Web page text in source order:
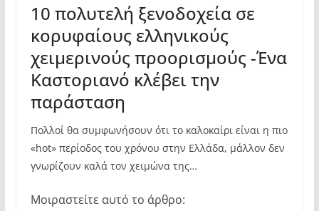
10 πολυτελή ξενοδοχεία σε
κορυφαίους ελληνικούς
χειμερινούς προορισμούς -Ένα
Καστοριανό κλέβει την
παράσταση
Πολλοί θα συμφωνήσουν ότι το καλοκαίρι είναι η πιο
«hot» περίοδος του χρόνου στην Ελλάδα, μάλλον δεν
γνωρίζουν καλά τον χειμώνα της…
Μοιραστείτε αυτό το άρθρο: